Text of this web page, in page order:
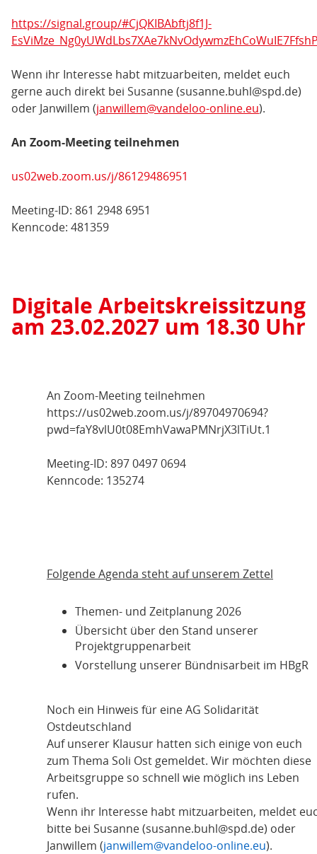
https://signal.group/#CjQKIBAbftj8f1J-
Wenn ihr Interesse habt mitzuarbeiten, meldet euch
gerne auch direkt bei Susanne (susanne.buhl@spd.de)
oder Janwillem (janwillem@vandeloo-online.eu).
An Zoom-Meeting teilnehmen
us02web.zoom.us/j/86129486951
Meeting-ID: 861 2948 6951
Kenncode: 481359
Digitale Arbeitskreissitzung
am 23.02.2027 um 18.30 Uhr
An Zoom-Meeting teilnehmen
https://us02web.zoom.us/j/89704970694?
pwd=faY8vlU0t08EmhVawaPMNrjX3lTiUt.1
Meeting-ID: 897 0497 0694
Kenncode: 135274
Folgende Agenda steht auf unserem Zettel
Themen- und Zeitplanung 2026
Übersicht über den Stand unserer
Projektgruppenarbeit
Vorstellung unserer Bündnisarbeit im HBgR
Noch ein Hinweis für eine AG Solidarität
Ostdeutschland
Auf unserer Klausur hatten sich einige von euch
zum Thema Soli Ost gemeldet. Wir möchten diese
Arbeitsgruppe so schnell wie möglich ins Leben
rufen.
Wenn ihr Interesse habt mitzuarbeiten, meldet
bitte bei Susanne (susanne.buhl@spd.de) oder
Janwillem (janwillem@vandeloo-online.eu).